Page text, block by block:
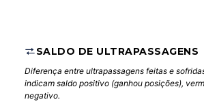
SALDO DE ULTRAPASSAGENS
Diferença entre ultrapassagens feitas e
indicam saldo positivo (ganhou posições),
negativo.